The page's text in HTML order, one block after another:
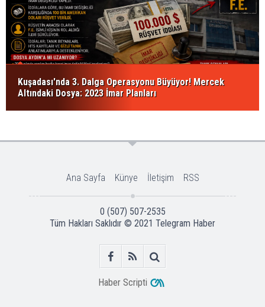
Kuşadası'nda 3. Dalga Operasyonu Büyüyor! Mercek
Altındaki Dosya: 2023 İmar Planları
Ana Sayfa Künye İletişim RSS
0 (507) 507-2535
Tüm Hakları Saklıdır © 2021 Telegram Haber
Haber Scripti